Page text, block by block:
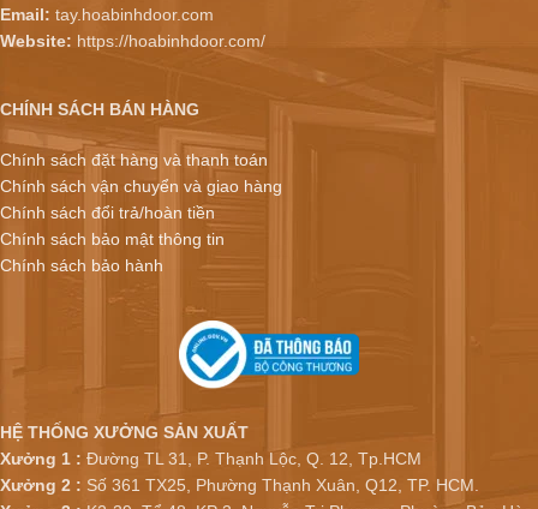
Email: tay.hoabinhdoor.com
Website: https://hoabinhdoor.com/
CHÍNH SÁCH BÁN HÀNG
Chính sách đặt hàng và thanh toán
Chính sách vận chuyển và giao hàng
Chính sách đổi trả/hoàn tiền
Chính sách bảo mật thông tin
Chính sách bảo hành
HỆ THỐNG XƯỞNG SẢN XUẤT
Xưởng 1 : Đường TL 31, P. Thạnh Lộc, Q. 12, Tp.HCM
Xưởng 2 : Số 361 TX25, Phường Thạnh Xuân, Q12, TP. HCM.